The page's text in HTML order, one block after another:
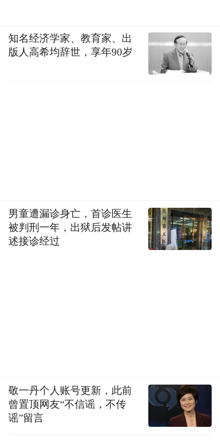
知名经济学家、教育家、出
版人高希均辞世，享年90岁
男童遭漏诊身亡，首诊医生
被判刑一年，出狱后发帖讲
述接诊经过
敬一丹个人账号更新，此前
曾置顶网友“不信谣，不传
谣”留言